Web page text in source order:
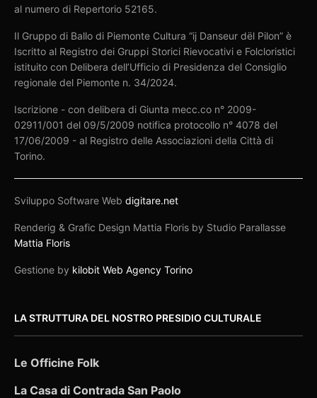
al numero di Repertorio 52165.
Il Gruppo di Ballo di Piemonte Cultura “ij Danseur dël Pilon” è
Iscritto al Registro dei Gruppi Storici Rievocativi e Folcloristici
istituito con Delibera dell’Ufficio di Presidenza del Consiglio
regionale del Piemonte n. 34/2024.
Iscrizione - con delibera di Giunta mecc.co n° 2009-
02911/001 del 09/5/2009 notifica protocollo n° 4078 del
17/06/2009 - al Registro delle Associazioni della Città di
Torino.
Sviluppo Software Webdigitare.net
Renderig & Grafic Design Mattia Floris by Studio Parallasse
Mattia Floris
Gestione by kilobit Web Agency Torino
LA STRUTTURA DEL NOSTRO PRESIDIO CULTURALE
Le Officine Folk
La Casa di Contrada San Paolo